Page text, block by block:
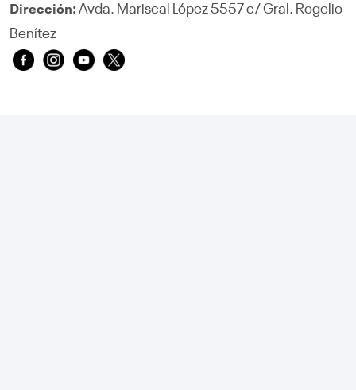
Dirección: Avda. Mariscal López 5557 c/ Gral. Rogelio
Benítez